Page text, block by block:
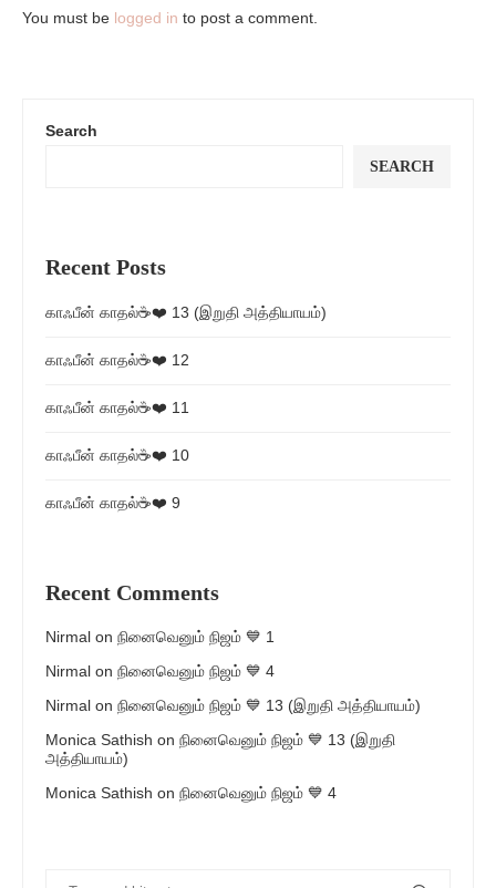
You must be logged in to post a comment.
Search
SEARCH
Recent Posts
காஃபீன் காதல்☕❤️ 13 (இறுதி அத்தியாயம்)
காஃபீன் காதல்☕❤️ 12
காஃபீன் காதல்☕❤️ 11
காஃபீன் காதல்☕❤️ 10
காஃபீன் காதல்☕❤️ 9
Recent Comments
Nirmal on நினைவெனும் நிஜம் 💙 1
Nirmal on நினைவெனும் நிஜம் 💙 4
Nirmal on நினைவெனும் நிஜம் 💙 13 (இறுதி அத்தியாயம்)
Monica Sathish on நினைவெனும் நிஜம் 💙 13 (இறுதி
அத்தியாயம்)
Monica Sathish on நினைவெனும் நிஜம் 💙 4